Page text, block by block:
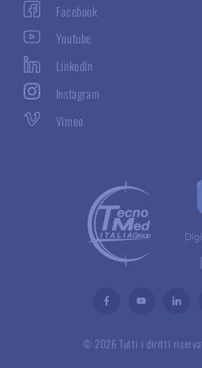
© 2026 Tutti i diritti
Facebook
Youtube
LinkedIn
Instagram
Vimeo